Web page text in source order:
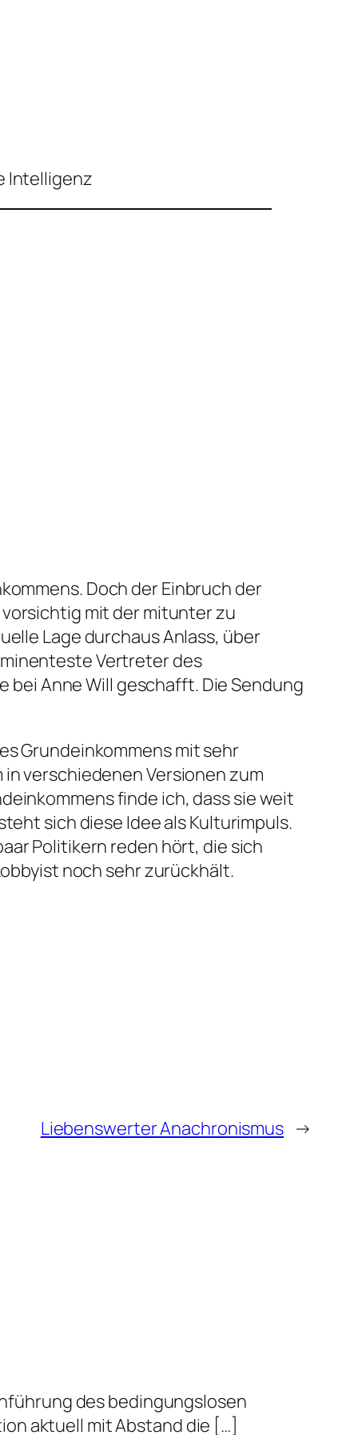
Intelligenz
Doch der Einbruch der
mit der mitunter zu
Lage durchaus Anlass, über
Vertreter des
bei Anne Will geschafft. Die Sendung
Grundeinkommens mit sehr
verschiedenen Versionen zum
finde ich, dass sie weit
sich diese Idee als Kulturimpuls.
Politikern reden hört, die sich
noch sehr zurückhält.
Liebenswerter Anachronismus →
des bedingungslosen
aktuell mit Abstand die […]